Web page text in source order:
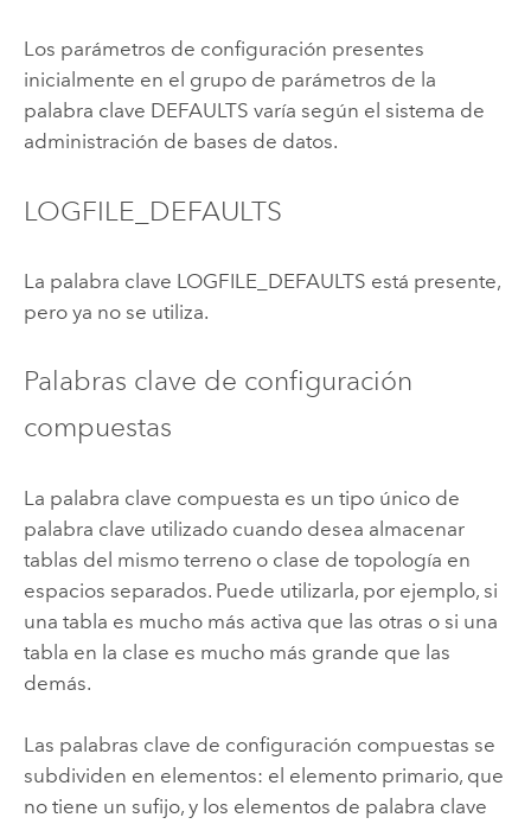
Los parámetros de configuración presentes
inicialmente en el grupo de parámetros de la
palabra clave DEFAULTS varía según el sistema de
administración de bases de datos.
LOGFILE_DEFAULTS
La palabra clave LOGFILE_DEFAULTS está presente,
pero ya no se utiliza.
Palabras clave de configuración
compuestas
La palabra clave compuesta es un tipo único de
palabra clave utilizado cuando desea almacenar
tablas del mismo terreno o clase de topología en
espacios separados. Puede utilizarla, por ejemplo, si
una tabla es mucho más activa que las otras o si una
tabla en la clase es mucho más grande que las
demás.
Las palabras clave de configuración compuestas se
subdividen en elementos: el elemento primario, que
no tiene un sufijo, y los elementos de palabra clave